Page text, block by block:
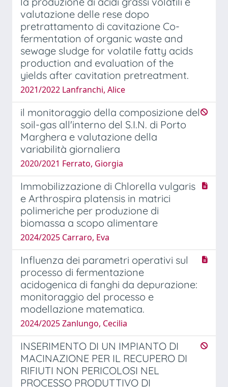
valutazione delle rese dopo
pretrattamento di cavitazione Co-
fermentation of organic waste and
sewage sludge for volatile fatty acids
production and evaluation of the
yields after cavitation pretreatment.
2021/2022 Lanfranchi, Alice
il monitoraggio della composizione del
soil-gas all'interno del S.I.N. di Porto
Marghera e valutazione della
variabilità giornaliera
2020/2021 Ferrato, Giorgia
Immobilizzazione di Chlorella vulgaris
e Arthrospira platensis in matrici
polimeriche per produzione di
biomassa a scopo alimentare
2024/2025 Carraro, Eva
Influenza dei parametri operativi sul
processo di fermentazione
acidogenica di fanghi da depurazione:
monitoraggio del processo e
modellazione matematica.
2024/2025 Zanlungo, Cecilia
INSERIMENTO DI UN IMPIANTO DI
MACINAZIONE PER IL RECUPERO DI
RIFIUTI NON PERICOLOSI NEL
PROCESSO PRODUTTIVO DI